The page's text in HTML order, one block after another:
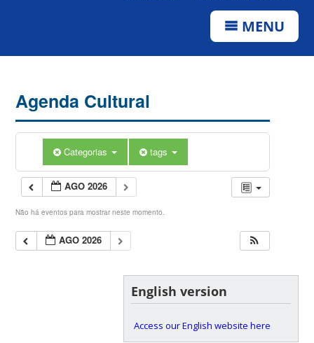
MENU
Agenda Cultural
Categorias tags
AGO 2026
Não há eventos para mostrar neste momento.
AGO 2026
English version
Access our English website here